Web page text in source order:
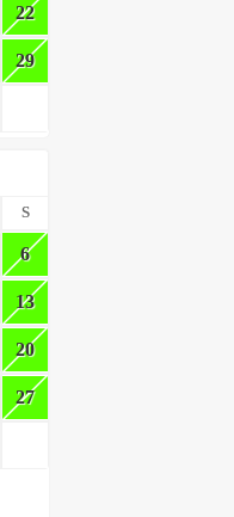
22
29
S
6
13
20
27